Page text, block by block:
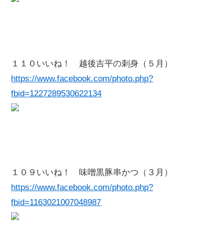
１１０いいね！ 越後吉平の刺身（５月）
https://www.facebook.com/photo.php?
fbid=1227289530622134
１０９いいね！ 味噌黒豚串かつ（３月）
https://www.facebook.com/photo.php?
fbid=1163021007048987